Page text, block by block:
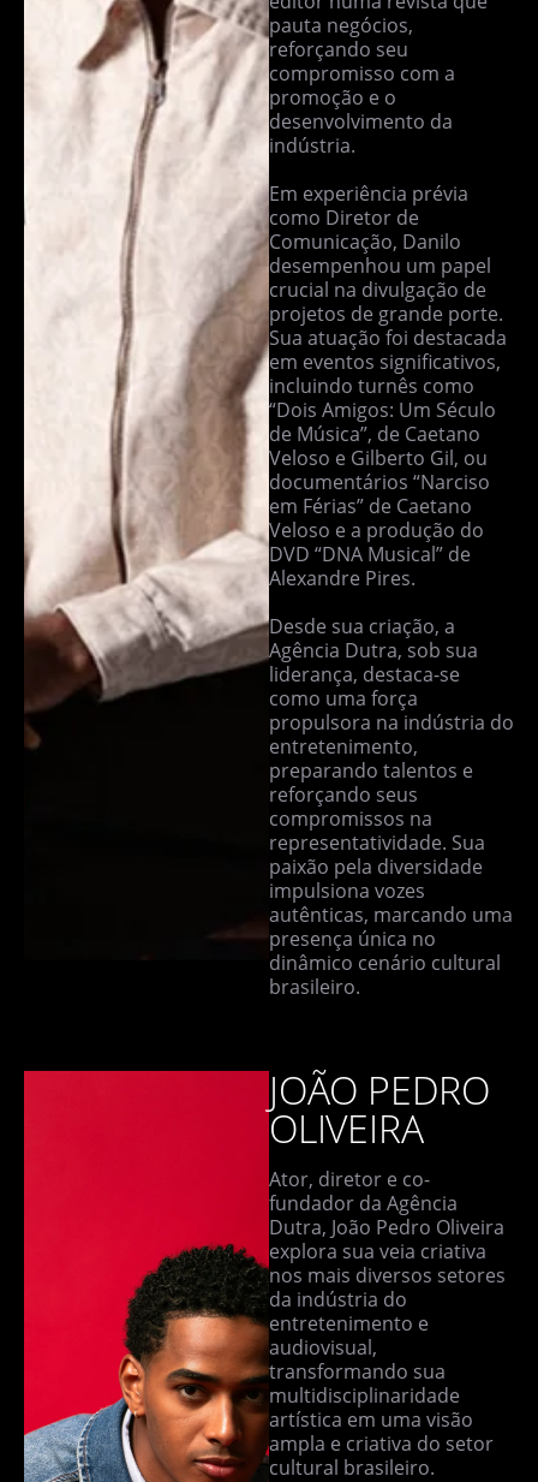
pauta negócios,
reforçando seu
compromisso com a
promoção e o
desenvolvimento da
indústria.
Em experiência prévia
como Diretor de
Comunicação, Danilo
desempenhou um papel
crucial na divulgação de
projetos de grande porte.
Sua atuação foi destacada
em eventos significativos,
incluindo turnês como
“Dois Amigos: Um Século
de Música”, de Caetano
Veloso e Gilberto Gil, ou
documentários “Narciso
em Férias” de Caetano
Veloso e a produção do
DVD “DNA Musical” de
Alexandre Pires.
Desde sua criação, a
Agência Dutra, sob sua
liderança, destaca-se
como uma força
propulsora na indústria do
entretenimento,
preparando talentos e
reforçando seus
compromissos na
representatividade. Sua
paixão pela diversidade
impulsiona vozes
autênticas, marcando uma
presença única no
dinâmico cenário cultural
brasileiro.
JOÃO PEDRO
OLIVEIRA
Ator, diretor e co-
fundador da Agência
Dutra, João Pedro Oliveira
explora sua veia criativa
nos mais diversos setores
da indústria do
entretenimento e
audiovisual,
transformando sua
multidisciplinaridade
artística em uma visão
ampla e criativa do setor
cultural brasileiro.